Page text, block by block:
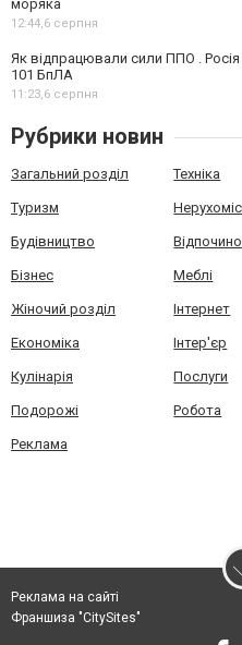
моряка
12:44,6 серпня
Як відпрацювали сили ППО .
101 БпЛА
11:23,6 серпня
Рубрики новин
Загальний розділ Техніка
Туризм
Будівництво
Бізнес Меблі
Жіночий розділ Інтернет
Економіка Інтер'єр
Кулінарія Послуги
Подорожі Робота
Реклама
Реклама на сайті
Франшиза "CitySites"